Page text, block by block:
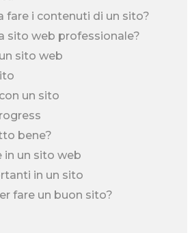
fare i contenuti di un sito?
sito web professionale?
sito web
un sito
bene?
in un sito web
in un sito
fare un buon sito?